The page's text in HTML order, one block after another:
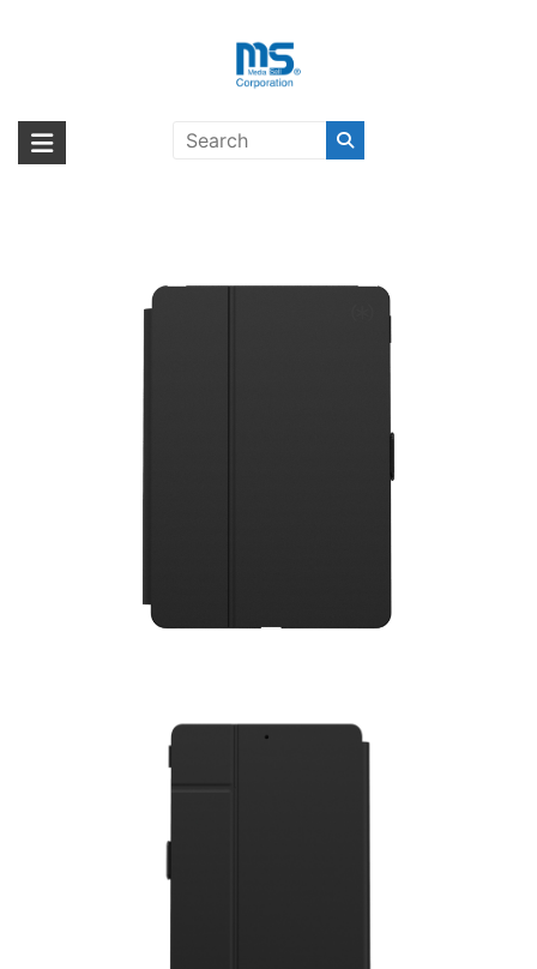
海外輸入ブランド商品｜株式会社
海外事業部が取り揃えている海外輸入商品には、日本では珍しい「海外ブ
ランド」をはじめ「ユニークな商品」「機能的な商品」「コストパフォー
代 BALANCE FOLIO ブラック〔ス